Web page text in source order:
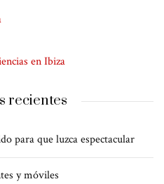
en Ibiza
recientes
para que luzca espectacular
y móviles